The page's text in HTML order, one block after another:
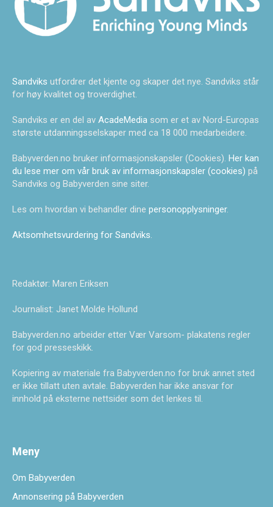
Sandviks utfordrer det kjente og skaper det nye. Sandviks står
for høy kvalitet og troverdighet.
Sandviks er en del av AcadeMedia som er et av Nord-Europas
største utdanningsselskaper med ca 18 000 medarbeidere.
Babyverden.no bruker informasjonskapsler (Cookies). Her kan
du lese mer om vår bruk av informasjonskapsler (cookies) på
Sandviks og Babyverden sine siter.
Les om hvordan vi behandler dine personopplysninger.
Aktsomhetsvurdering for Sandviks.
Redaktør: Maren Eriksen
Journalist: Janet Molde Hollund
Babyverden.no arbeider etter Vær Varsom- plakatens regler
for god presseskikk.
Kopiering av materiale fra Babyverden.no for bruk annet sted
er ikke tillatt uten avtale. Babyverden har ikke ansvar for
innhold på eksterne nettsider som det lenkes til.
Meny
Om Babyverden
Annonsering på Babyverden